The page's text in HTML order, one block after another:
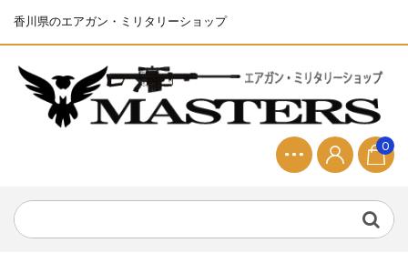
香川県のエアガン・ミリタリーショップ
0
S&T SKS-45 調整...
お知らせ 2025.11.27